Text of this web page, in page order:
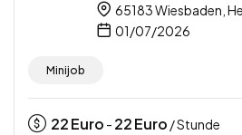
65183 Wiesbaden,
01/07/2026
Minijob
22Euro - 22Euro / Stunde